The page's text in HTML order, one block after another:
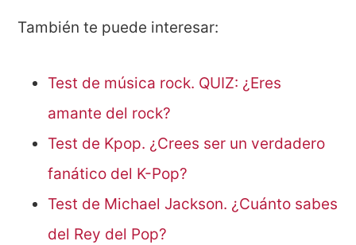
También te puede interesar:
Test de música rock. QUIZ: ¿Eres
amante del rock?
Test de Kpop. ¿Crees ser un verdadero
fanático del K-Pop?
Test de Michael Jackson. ¿Cuánto sabes
del Rey del Pop?